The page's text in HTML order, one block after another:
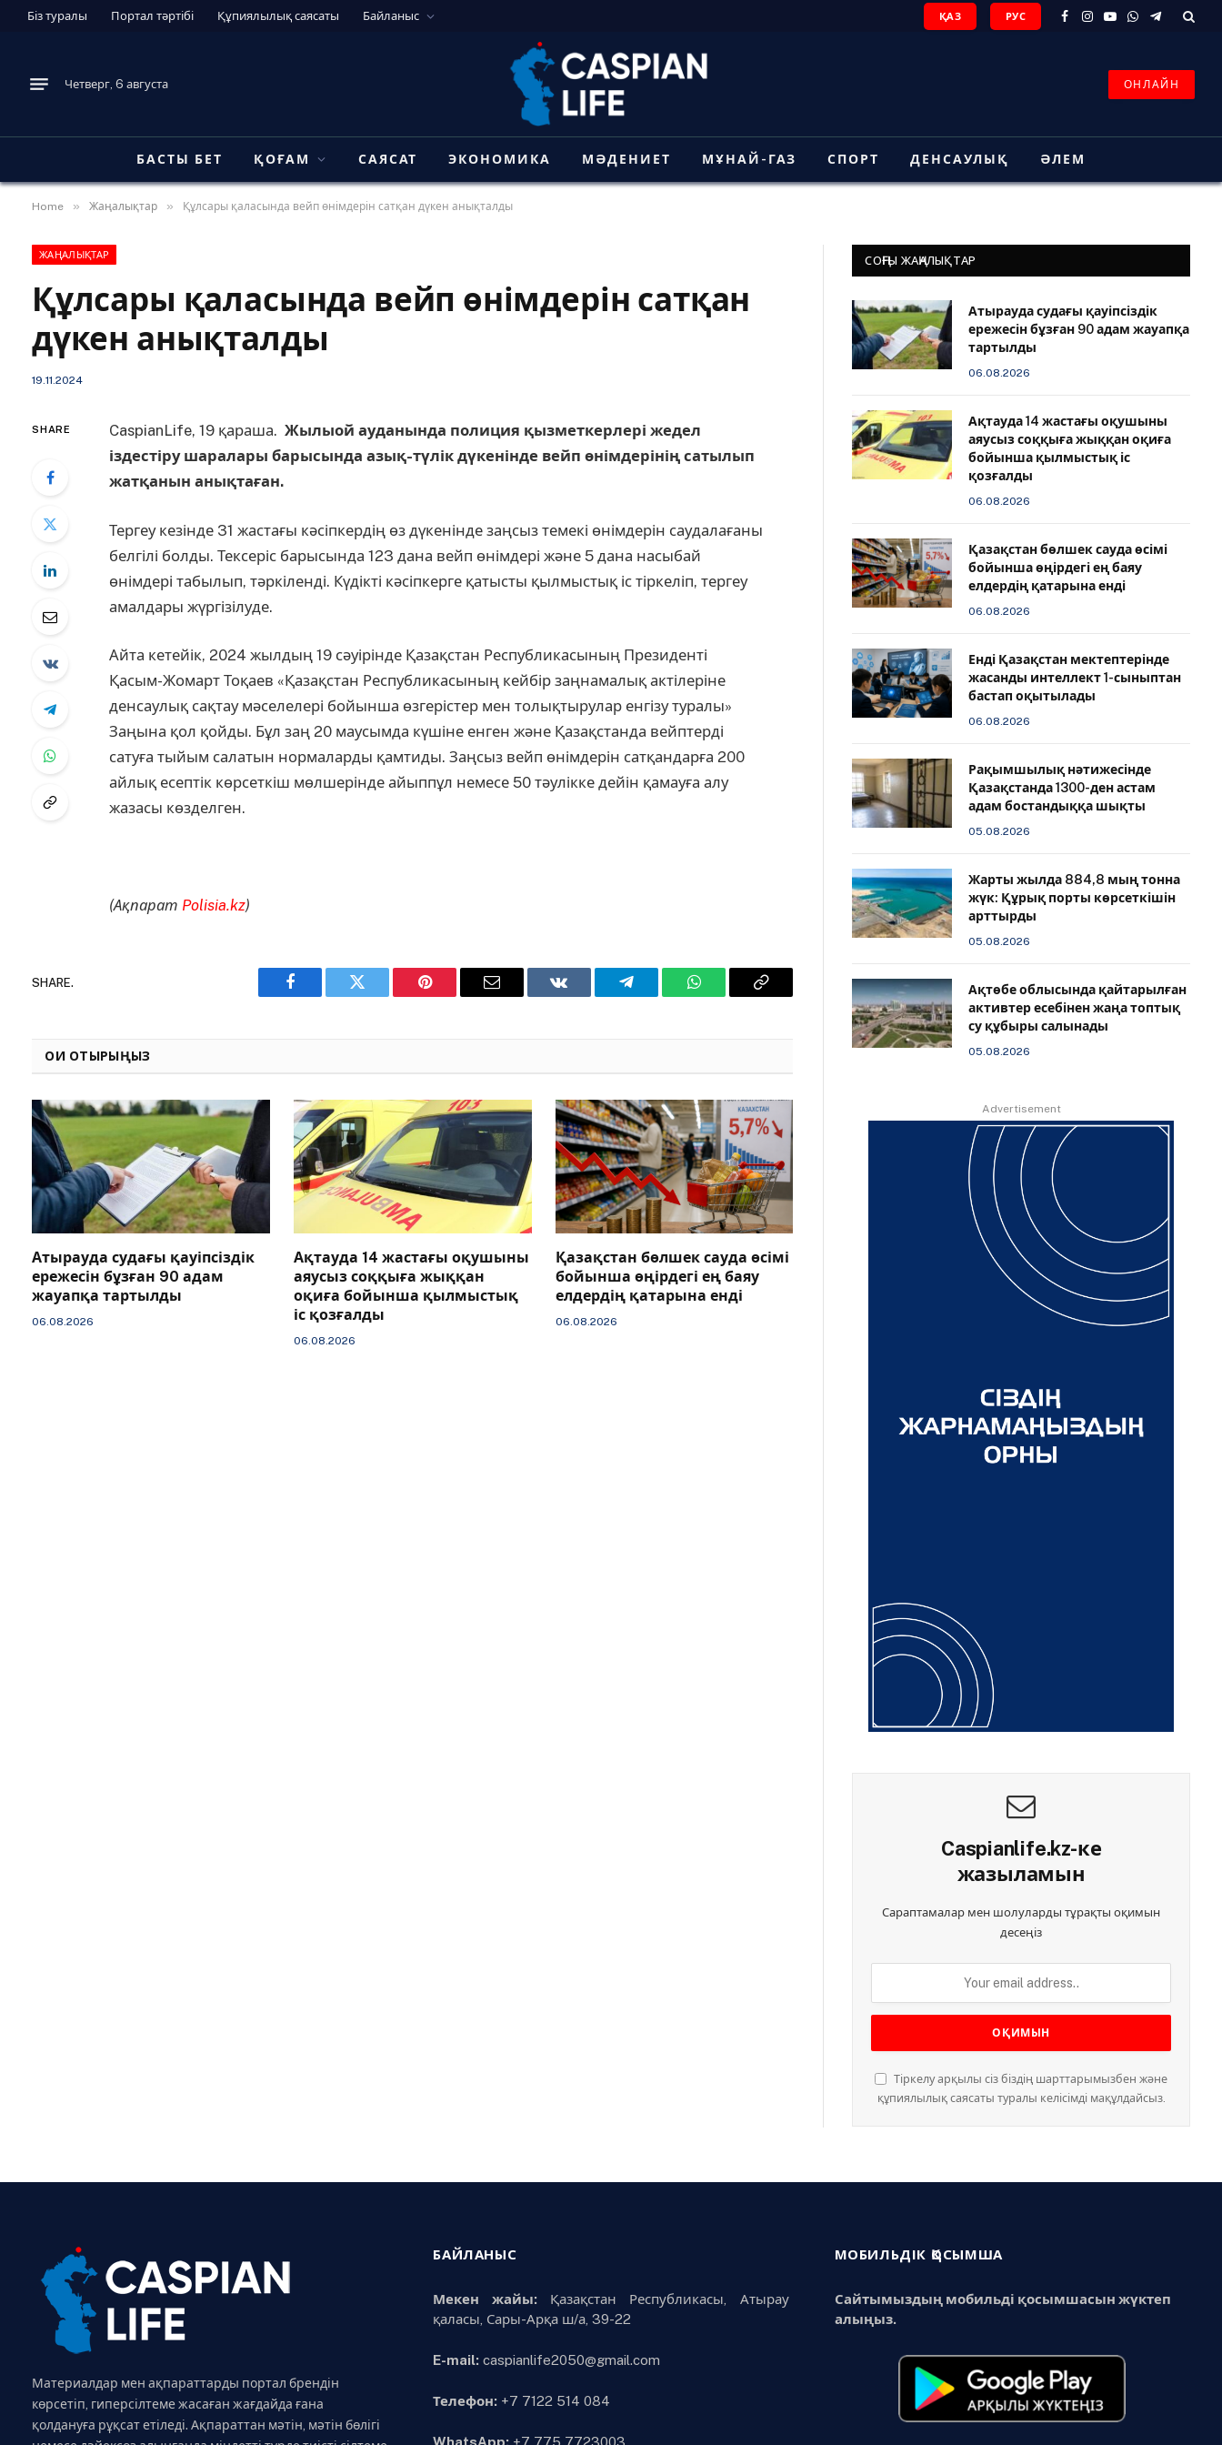
Біз туралы Портал тәртібі Құпиялылық саясаты Байланыс ҚАЗ РУС
Facebook
Instagram
YouTube
WhatsApp
Telegram
Четверг, 6 августа ОНЛАЙН
БАСТЫ БЕТ ҚОҒАМ САЯСАТ ЭКОНОМИКА МӘДЕНИЕТ МҰНАЙ-ГАЗ СПОРТ ДЕНСАУЛЫҚ ӘЛЕМ
Home » Жаңалықтар » Құлсары қаласында вейп өнімдерін сатқан дүкен анықталды
ЖАҢАЛЫҚТАР
Құлсары қаласында вейп өнімдерін сатқан
дүкен анықталды
19.11.2024
SHARE CaspianLife, 19 қараша. Жылыой ауданында полиция қызметкерлері жедел
іздестіру шаралары барысында азық-түлік дүкенінде вейп өнімдерінің сатылып
жатқанын анықтаған.
Тергеу кезінде 31 жастағы кәсіпкердің өз дүкенінде заңсыз темекі өнімдерін саудалағаны
белгілі болды. Тексеріс барысында 123 дана вейп өнімдері және 5 дана насыбай
өнімдері табылып, тәркіленді. Күдікті кәсіпкерге қатысты қылмыстық іс тіркеліп, тергеу
амалдары жүргізілуде.
Айта кетейік, 2024 жылдың 19 сәуірінде Қазақстан Республикасының Президенті
Қасым-Жомарт Тоқаев «Қазақстан Республикасының кейбір заңнамалық актілеріне
денсаулық сақтау мәселелері бойынша өзгерістер мен толықтырулар енгізу туралы»
Заңына қол қойды. Бұл заң 20 маусымда күшіне енген және Қазақстанда вейптерді
сатуға тыйым салатын нормаларды қамтиды. Заңсыз вейп өнімдерін сатқандарға 200
айлық есептік көрсеткіш мөлшерінде айыппұл немесе 50 тәулікке дейін қамауға алу
жазасы көзделген.
(Ақпарат Polisia.kz)
SHARE.
Facebook Twitter Pinterest Email VKontakteTelegram WhatsAppCopy
ОҚИ ОТЫРЫҢЫЗ
Атырауда судағы қауіпсіздік
ережесін бұзған 90 адам
жауапқа тартылды
06.08.2026
Ақтауда 14 жастағы оқушыны
аяусыз соққыға жыққан
оқиға бойынша қылмыстық
іс қозғалды
06.08.2026
Қазақстан бөлшек сауда өсімі
бойынша өңірдегі ең баяу
елдердің қатарына енді
06.08.2026
СОҢҒЫ ЖАҢАЛЫҚТАР
Атырауда судағы қауіпсіздік
ережесін бұзған 90 адам жауапқа
тартылды
06.08.2026
Ақтауда 14 жастағы оқушыны
аяусыз соққыға жыққан оқиға
бойынша қылмыстық іс
қозғалды
06.08.2026
Қазақстан бөлшек сауда өсімі
бойынша өңірдегі ең баяу
елдердің қатарына енді
06.08.2026
️Енді Қазақстан мектептерінде
жасанды интеллект 1-сыныптан
бастап оқытылады
06.08.2026
Рақымшылық нәтижесінде
Қазақстанда 1300-ден астам
адам бостандыққа шықты
05.08.2026
Жарты жылда 884,8 мың тонна
жүк: Құрық порты көрсеткішін
арттырды
05.08.2026
Ақтөбе облысында қайтарылған
активтер есебінен жаңа топтық
су құбыры салынады
05.08.2026
Advertisement
Caspianlife.kz-ке
жазыламын
Сараптамалар мен шолуларды тұрақты оқимын
десеңіз
Тіркелу арқылы сіз біздің шарттарымызбен және
құпиялылық саясаты туралы келісімді мақұлдайсыз.
Материалдар мен ақпараттарды портал брендін
көрсетіп, гиперсілтеме жасаған жағдайда ғана
қолдануға рұқсат етіледі. Ақпараттан мәтін, мәтін бөлігі
БАЙЛАНЫС
Мекен жайы:Қазақстан Республикасы, Атырау
қаласы, Сары-Арқа ш/а, 39-22
E-mail: caspianlife2050@gmail.com
Телефон: +7 7122 514 084
МОБИЛЬДІК ҚОСЫМША
Сайтымыздың мобильді қосымшасын жүктеп
алыңыз.